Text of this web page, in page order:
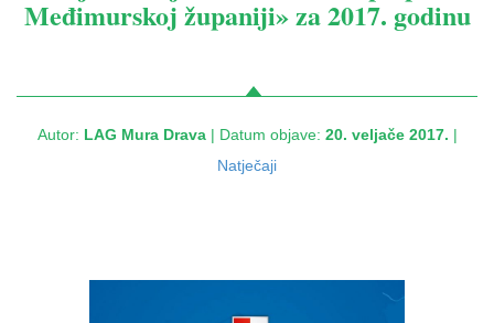
Međimurskoj županiji» za 2017. godinu
Autor: LAG Mura Drava| Datum objave: 20. veljače 2017. |
Natječaji